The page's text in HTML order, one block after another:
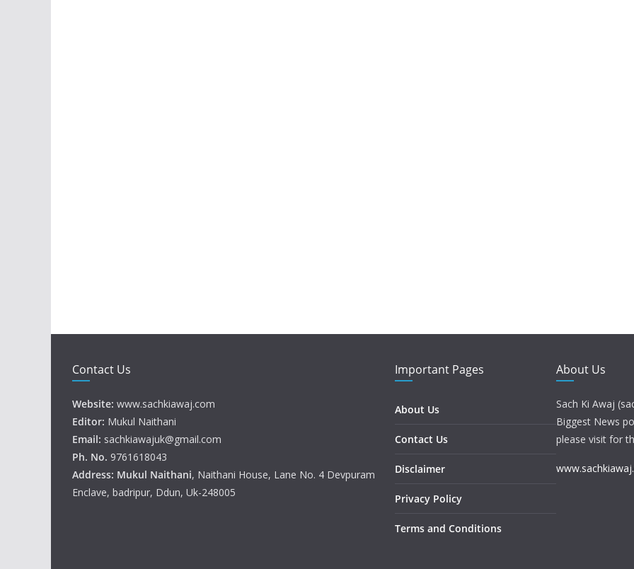
Contact Us
Website: www.sachkiawaj.com
Editor: Mukul Naithani
Email: sachkiawajuk@gmail.com
Ph. No. 9761618043
Address: Mukul Naithani, Naithani House, Lane No. 4 Devpuram
Enclave, badripur, Ddun, Uk-248005
Important Pages
About Us
Contact Us
Disclaimer
Privacy Policy
Terms and Conditions
About Us
Sach Ki Awaj
Biggest News
please visit for